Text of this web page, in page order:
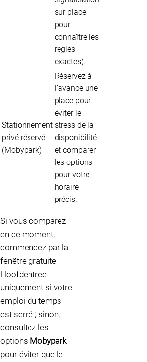
sur place
pour
connaître les
règles
exactes).
Stationnement
privé réservé
(Mobypark)
Réservez à
l’avance une
place pour
éviter le
stress de la
disponibilité
et comparer
les options
pour votre
horaire
précis.
Si vous comparez
en ce moment,
commencez par la
fenêtre gratuite
Hoofdentree
uniquement si votre
emploi du temps
est serré ; sinon,
consultez les
options Mobypark
pour éviter que le